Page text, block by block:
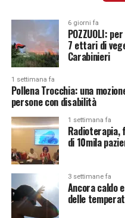
6 giorni fa
POZZUOLI:
7 ettari di
Carabinieri
1 settimana fa
Pollena Trocchia: una
persone con disabilità
1 settimana fa
di 10mila
3 settimane fa
Ancora caldo
delle